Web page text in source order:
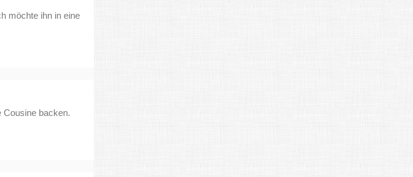
möchte ihn in eine
Cousine backen.